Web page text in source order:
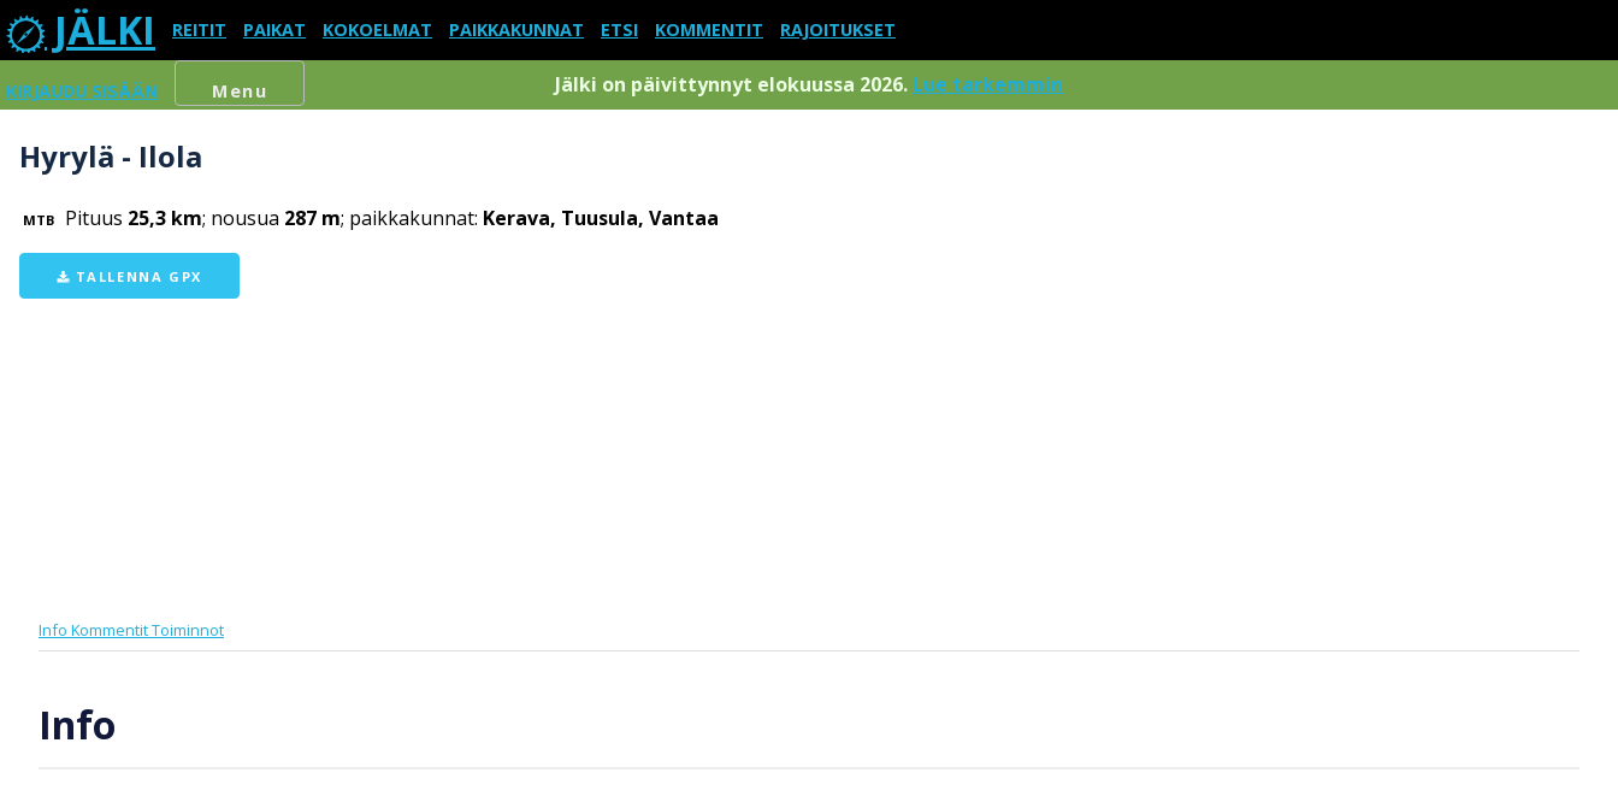
JÄLKI REITIT PAIKAT KOKOELMAT PAIKKAKUNNAT ETSI KOMMENTIT RAJOITUKSET
KIRJAUDU SISÄÄN Menu Jälki on päivittynnyt elokuussa 2026. Lue tarkemmin
Hyrylä - Ilola
MTB Pituus 25,3 km; nousua 287 m; paikkakunnat: Kerava, Tuusula, Vantaa
TALLENNA GPX
Info KommentitToiminnot
Info